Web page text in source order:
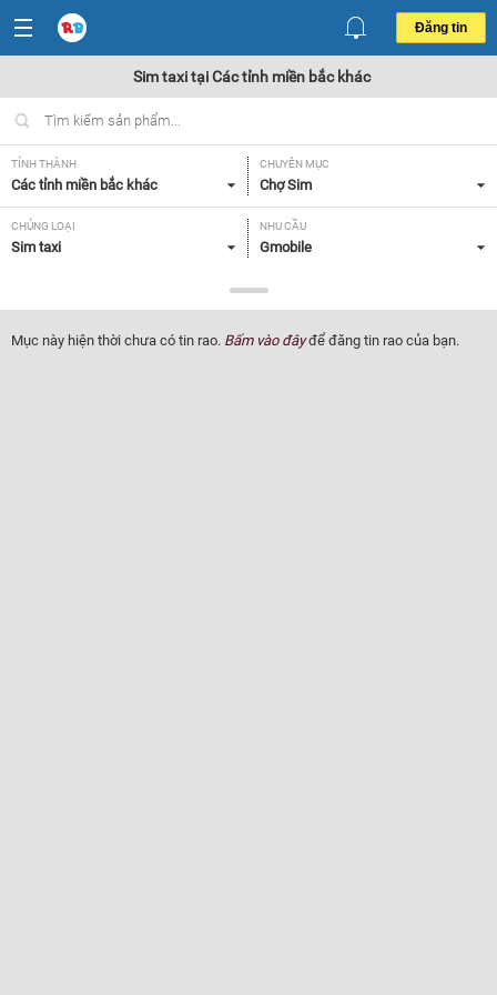
Đăng tin
Sim taxi tại Các tỉnh miền bắc khác
TỈNH THÀNH
Các tỉnh miền bắc khác
CHUYÊN MỤC
Chợ Sim
CHỦNG LOẠI
Sim taxi
NHU CẦU
Gmobile
Tất cả
Mục này hiện thời chưa có tin rao. Bấm vào đâyđể đăng tin rao của bạn.